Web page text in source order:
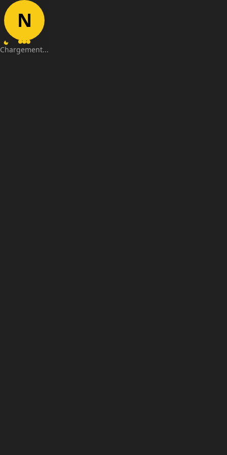
N
Chargement...